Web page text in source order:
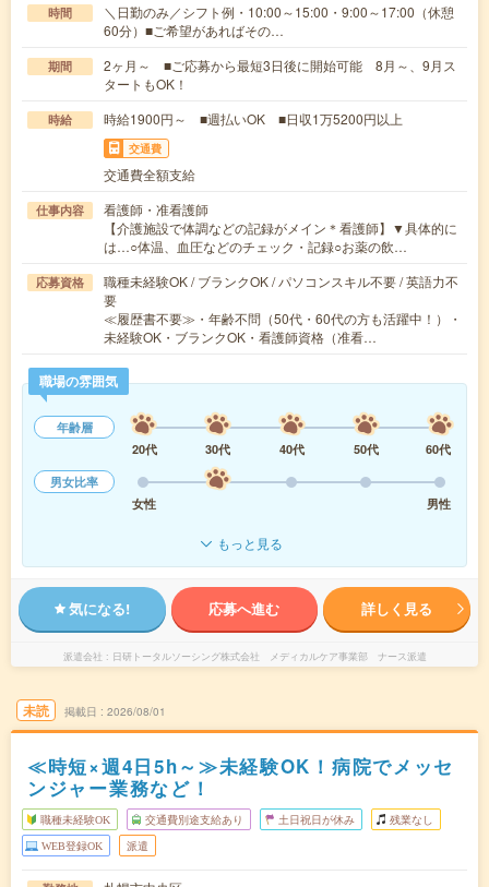
時間
＼日勤のみ／シフト例・10:00～15:00・9:00～17:00（休憩
60分）■ご希望があればその…
期間
2ヶ月～ ■ご応募から最短3日後に開始可能 8月～、9月ス
タートもOK！
時給 時給1900円～ ■週払いOK ■日収1万5200円以上
交通費
交通費全額支給
仕事内容
看護師・准看護師
【介護施設で体調などの記録がメイン＊看護師】▼具体的に
は…○体温、血圧などのチェック・記録○お薬の飲…
応募資格
職種未経験OK / ブランクOK / パソコンスキル不要 / 英語力不
要
≪履歴書不要≫・年齢不問（50代・60代の方も活躍中！）・
未経験OK・ブランクOK・看護師資格（准看…
職場の雰囲気
年齢層
20代
30代 40代 50代
60代
男女比率
女性
男性
もっと見る
気になる! 応募へ進む 詳しく見る
派遣会社 日研トータルソーシング株式会社 メディカルケア事業部 ナース派遣
未読 掲載日 2026/08/01
≪時短×週4日5h～≫未経験OK！病院でメッセ
ンジャー業務など！
職種未経験OK 交通費別途支給あり 土日祝日が休み 残業なし
WEB登録OK 派遣